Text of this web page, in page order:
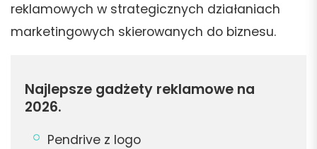
reklamowych w strategicznych działaniach
marketingowych skierowanych do biznesu.
Najlepsze gadżety reklamowe na
2026.
Pendrive z logo